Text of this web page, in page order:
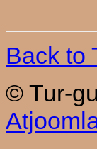
Back to
© Tur-